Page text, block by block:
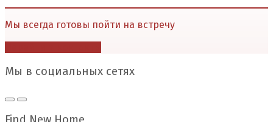
Мы всегда готовы пойти на встречу
Мы в социальных сетях